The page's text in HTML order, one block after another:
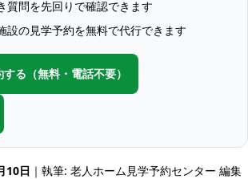
質問を先回りで確認できます
設の見学予約を無料で代行できます
る（無料・電話不要）
10日 ｜執筆: 老人ホーム見学予約センター 編集